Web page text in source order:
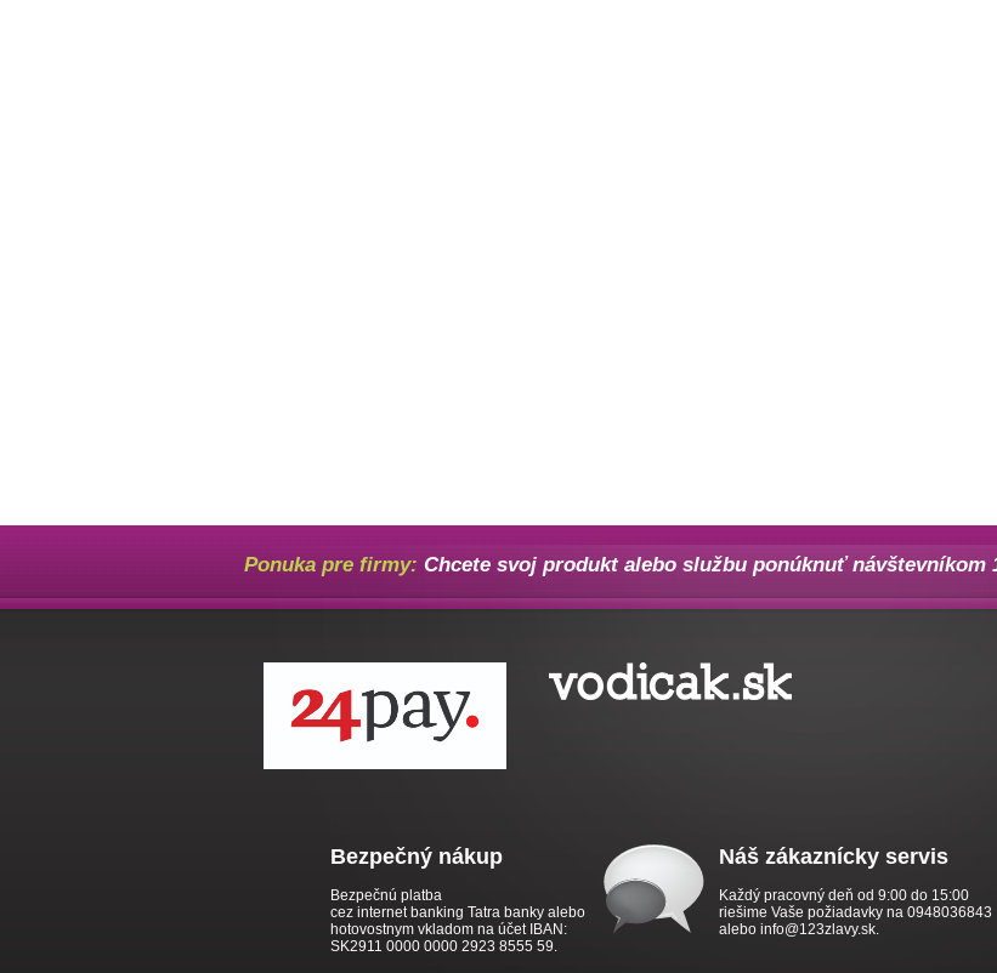
Ponuka pre firmy: Chcete svoj produkt alebo službu ponúknuť návštevníkom
Bezpečný nákup
Bezpečnú platba
cez internet banking Tatra banky alebo
hotovostnym vkladom na účet IBAN:
SK2911 0000 0000 2923 8555 59.
Náš zákaznícky servis
Každý pracovný deň od 9:00 do 15:00
riešime Vaše požiadavky na 0948036843
alebo info@123zlavy.sk.